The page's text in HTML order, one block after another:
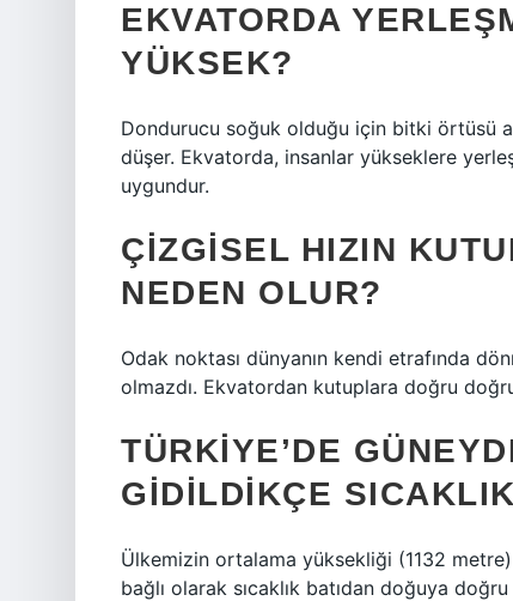
EKVATORDA
YÜKSEK?
Dondurucu soğuk olduğu için bitki örtüsü
düşer. Ekvatorda, insanlar yükseklere
uygundur.
ÇIZGISEL HIZIN
NEDEN OLUR?
Odak noktası dünyanın kendi etrafında
olmazdı. Ekvatordan kutuplara doğru
TÜRKIYE’DE
GIDILDIKÇE
Ülkemizin ortalama yüksekliği (1132
bağlı olarak sıcaklık batıdan doğuya